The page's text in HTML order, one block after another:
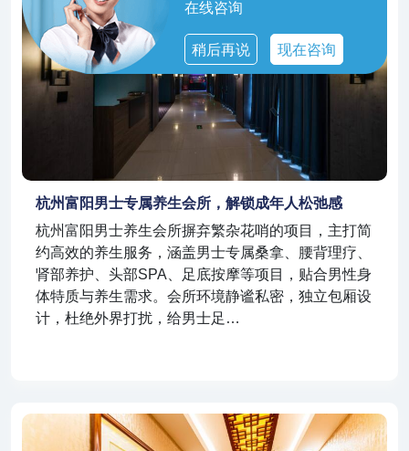
在线咨询
稍后再说 现在咨询
杭州富阳男士专属养生会所，解锁成年人松弛感
杭州富阳男士养生会所摒弃繁杂花哨的项目，主打简
约高效的养生服务，涵盖男士专属桑拿、腰背理疗、
肾部养护、头部SPA、足底按摩等项目，贴合男性身
体特质与养生需求。会所环境静谧私密，独立包厢设
计，杜绝外界打扰，给男士足…